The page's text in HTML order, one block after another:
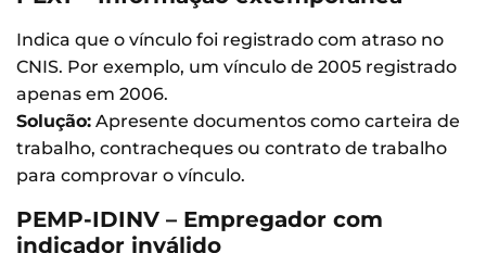
Indica que o vínculo foi registrado com atraso no
CNIS. Por exemplo, um vínculo de 2005 registrado
apenas em 2006.
Solução: Apresente documentos como carteira de
trabalho, contracheques ou contrato de trabalho
para comprovar o vínculo.
PEMP-IDINV – Empregador com
indicador inválido